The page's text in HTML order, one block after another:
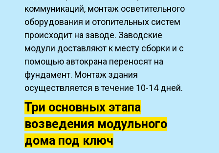
коммуникаций, монтаж осветительного
оборудования и отопительных систем
происходит на заводе. Заводские
модули доставляют к месту сборки и с
помощью автокрана переносят на
фундамент. Монтаж здания
осуществляется в течение 10-14 дней.
Три основных этапа
возведения модульного
дома под ключ